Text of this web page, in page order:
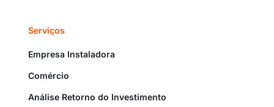
Serviços
Empresa Instaladora
Comércio
Análise Retorno do Investimento